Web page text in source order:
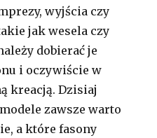
wyjścia czy
jak wesela czy
dobierać je
i oczywiście w
kreacją. Dzisiaj
zawsze warto
a które fasony